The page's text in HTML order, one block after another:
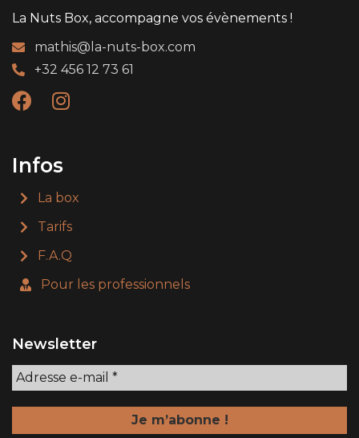
La Nuts Box, accompagne vos évènements !
mathis@la-nuts-box.com
+32 456 12 73 61
Infos
La box
Tarifs
F.A.Q
Pour les professionnels
Newsletter